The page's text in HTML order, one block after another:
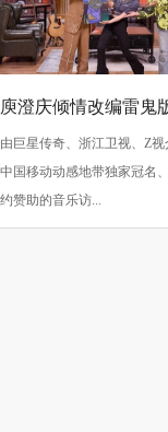
庾澄庆倾情改编雷鬼
《痒》，今晚《乐来
黄龄硬控你五秒
由巨星传奇、浙江卫视、Z视
中国移动动感地带独家冠名
约赞助的音乐访...